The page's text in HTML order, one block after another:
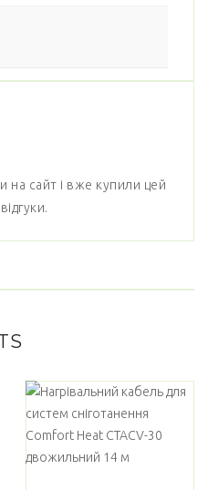
на сайт і вже купили цей